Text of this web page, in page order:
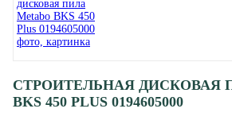
СТРОИТЕЛЬНАЯ ДИСКОВАЯ
BKS 450 PLUS 0194605000